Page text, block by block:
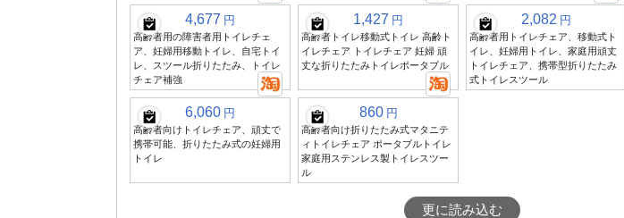
4,677 円
高齢者用の障害者用トイレチェ
ア、妊婦用移動トイレ、自宅トイ
レ、スツール折りたたみ、トイレ
チェア補強
1,427 円
高齢者トイレ移動式トイレ 高齢ト
イレチェア トイレチェア 妊婦 頑
丈な折りたたみトイレポータブル
2,082 円
高齢者用トイレチェア、移動式ト
イレ、妊婦用トイレ、家庭用頑丈
トイレチェア、携帯型折りたたみ
式トイレスツール
6,060 円
高齢者向けトイレチェア、頑丈で
携帯可能、折りたたみ式の妊婦用
トイレ
860 円
高齢者向け折りたたみ式マタニテ
ィトイレチェア ポータブルトイレ
家庭用ステンレス製トイレスツー
ル
更に読み込む